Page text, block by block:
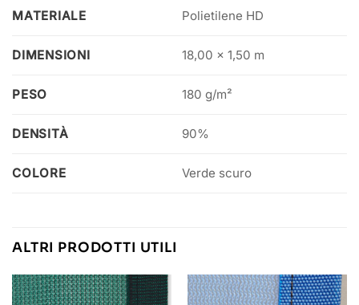
MATERIALE Polietilene HD
DIMENSIONI 18,00 x 1,50 m
PESO 180 g/m²
DENSITÀ 90%
COLORE Verde scuro
ALTRI PRODOTTI UTILI